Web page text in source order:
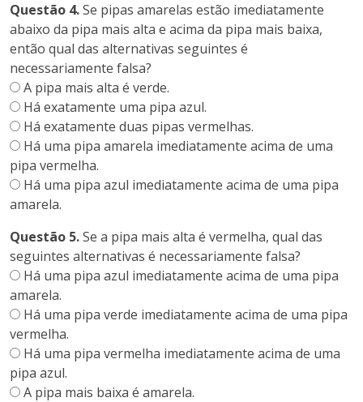
Questão 4.Se pipas amarelas estão imediatamente
abaixo da pipa mais alta e acima da pipa mais baixa,
então qual das alternativas seguintes é
necessariamente falsa?
A pipa mais alta é verde.
Há exatamente uma pipa azul.
Há exatamente duas pipas vermelhas.
Há uma pipa amarela imediatamente acima de uma
pipa vermelha.
Há uma pipa azul imediatamente acima de uma pipa
amarela.
Questão 5.Se a pipa mais alta é vermelha, qual das
seguintes alternativas é necessariamente falsa?
Há uma pipa azul imediatamente acima de uma pipa
amarela.
Há uma pipa verde imediatamente acima de uma pipa
vermelha.
Há uma pipa vermelha imediatamente acima de uma
pipa azul.
A pipa mais baixa é amarela.